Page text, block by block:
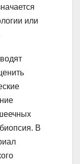
или
В